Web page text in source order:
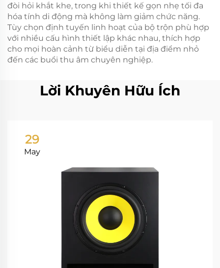
đòi hỏi khắt khe, trong khi thiết kế gọn nhẹ tối đa
hóa tính di động mà không làm giảm chức năng.
Tùy chọn định tuyến linh hoạt của bộ trộn phù hợp
với nhiều cấu hình thiết lập khác nhau, thích hợp
cho mọi hoàn cảnh từ biểu diễn tại địa điểm nhỏ
đến các buổi thu âm chuyên nghiệp.
Lời Khuyên Hữu Ích
29
May